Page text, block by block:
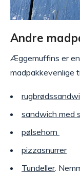
Andre
Æggemuffins er
madpakkevenlige
sandwich med
pølsehorn
pizzasnurrer
Tundeller.